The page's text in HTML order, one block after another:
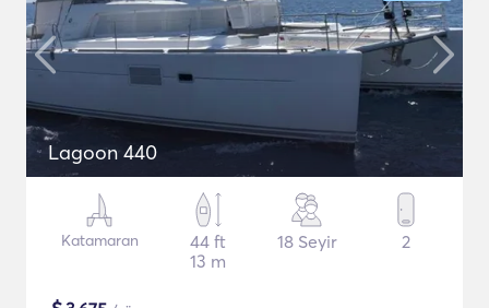
Lagoon 440
Katamaran
44 ft
13 m
18 Seyir 2